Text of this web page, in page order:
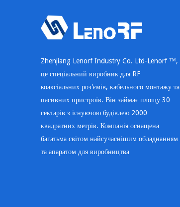
Zhenjiang Lenorf Industry Co. Ltd-Lenorf ™,
це спеціальний виробник для RF
коаксіальних роз'ємів, кабельного монтажу та
пасивних пристроїв. Він займає площу 30
гектарів з існуючою будівлею 2000
квадратних метрів. Компанія оснащена
багатьма світом найсучаснішим обладнанням
та апаратом для виробництва